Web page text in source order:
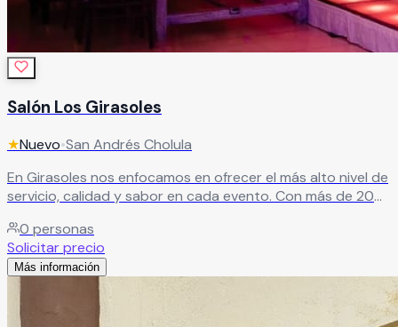
Salón Los Girasoles
★Nuevo•San Andrés Cholula
En Girasoles nos enfocamos en ofrecer el más alto nivel de
servicio, calidad y sabor en cada evento. Con más de 20
experiencias memorables, superando las expectativas de
nuestros clientes en cada celebración.
0 personas
Solicitar precio
Más información